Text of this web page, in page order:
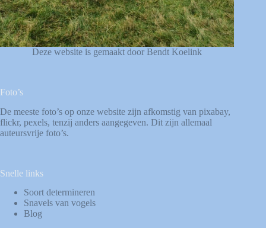
Deze website is gemaakt door Bendt Koelink
Foto’s
De meeste foto’s op onze website zijn afkomstig van pixabay,
flickr, pexels, tenzij anders aangegeven. Dit zijn allemaal
auteursvrije foto’s.
Snelle links
Soort determineren
Snavels van vogels
Blog